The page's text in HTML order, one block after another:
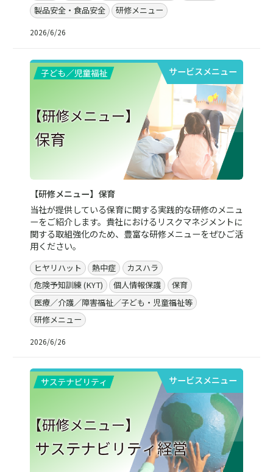
製品安全・食品安全
研修メニュー
2026/6/26
サービスメニュー
【研修メニュー】保育
当社が提供している保育に関する実践的な研修のメニュ
ーをご紹介します。貴社におけるリスクマネジメントに
関する取組強化のため、豊富な研修メニューをぜひご活
用ください。
ヒヤリハット 熱中症
カスハラ
危険予知訓練 (KYT)
個人情報保護
保育
医療／介護／障害福祉／子ども・児童福祉等
研修メニュー
2026/6/26
サービスメニュー